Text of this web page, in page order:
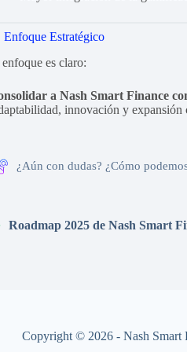
Enfoque Estratégico
es claro:
a Nash Smart Finance
innovación y expansión
¿Aún con dudas? ¿Cómo
Roadmap 2025 de Nash Smart
Copyright © 2026 - Nash Smart